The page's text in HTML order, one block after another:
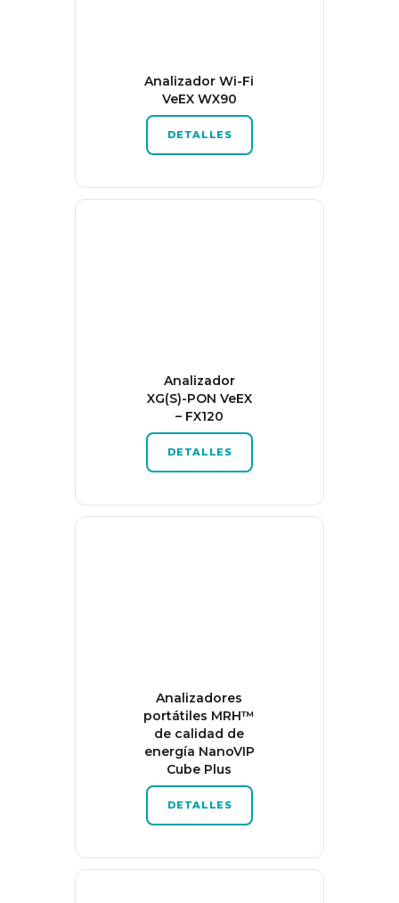
Analizador Wi-Fi
VeEX WX90
DETALLES
Analizador
XG(S)-PON VeEX
– FX120
DETALLES
Analizadores
portátiles MRH™
de calidad de
energía NanoVIP
Cube Plus
DETALLES